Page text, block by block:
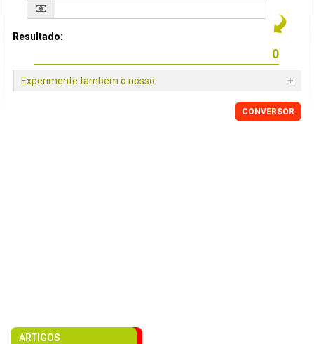
Resultado:
Experimente também o nosso
CONVERSOR
ARTIGOS